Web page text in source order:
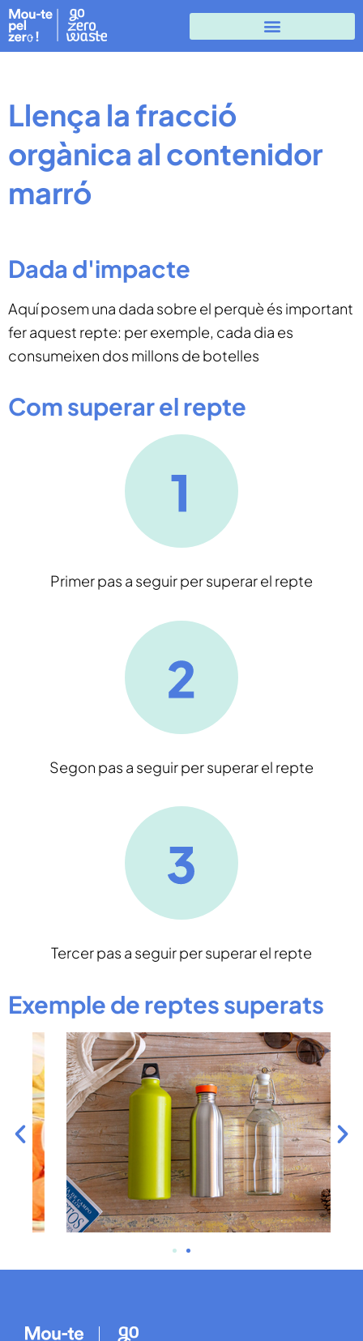
Llença la fracció
orgànica al contenidor
marró
Dada d'impacte
Aquí posem una dada sobre el perquè és important
fer aquest repte: per exemple, cada dia es
consumeixen dos millons de botelles
Com superar el repte
Primer pas a seguir per superar el repte
Segon pas a seguir per superar el repte
Tercer pas a seguir per superar el repte
Exemple de reptes superats